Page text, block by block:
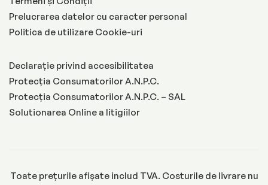
Prelucrarea datelor cu caracter personal
Politica de utilizare Cookie-uri
Declarație privind accesibilitatea
Protecția Consumatorilor A.N.P.C.
Protecția Consumatorilor A.N.P.C. – SAL
Solutionarea Online a litigiilor
Toate prețurile afișate includ TVA. Costurile de livrare nu